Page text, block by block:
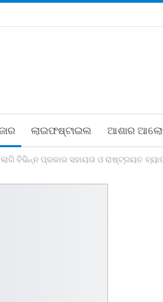
ଲାଇଫଷ୍ଟାଇଲ ଆଶାର
ବିଭିନ୍ନ ପ୍ରକାର ସହାୟତା ଓ ରାଷ୍ଟ୍ରୟତ